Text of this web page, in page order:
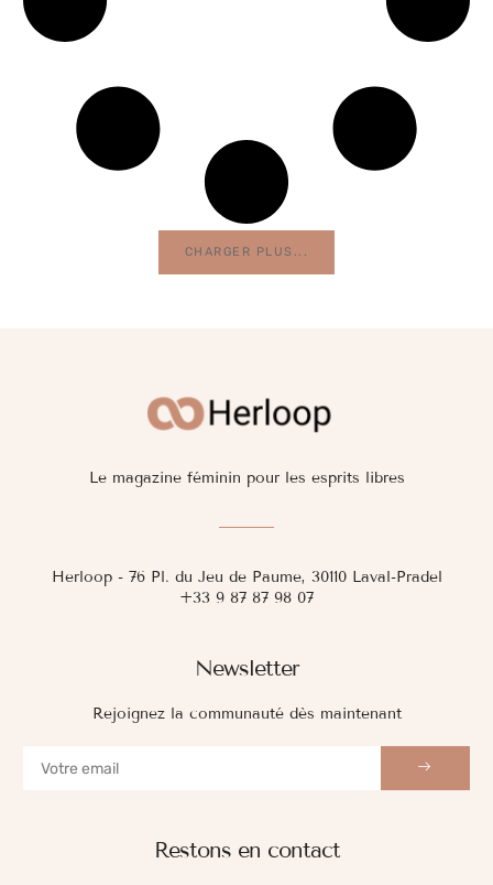
CHARGER PLUS...
Newsletter
Rejoignez la communauté dès maintenant
Le magazine féminin pour les esprits libres
Herloop - 76 Pl. du Jeu de Paume, 30110 Laval-Pradel
+33 9 87 87 98 07
Restons en contact